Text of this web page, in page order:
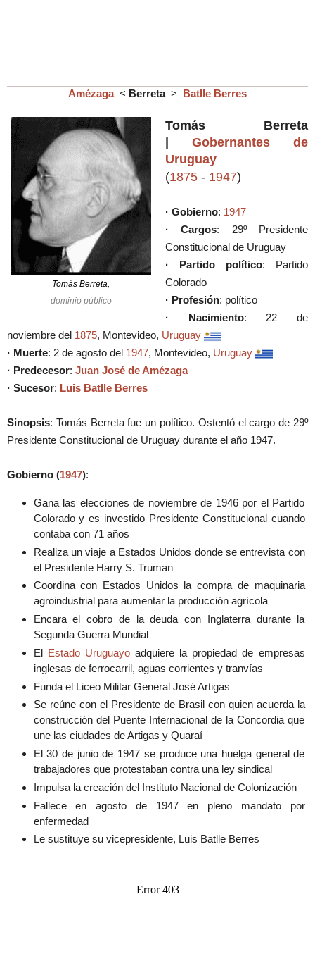
Amézaga < Berreta > Batlle Berres
Tomás Berreta,
dominio público
Tomás Berreta
Gobernantes de
Uruguay
(1875 - 1947)
· Gobierno: 1947
· Cargos: 29º Presidente
Constitucional de Uruguay
· Partido político: Partido
Colorado
· Profesión: político
· Nacimiento: 22 de
noviembre del 1875, Montevideo, Uruguay
· Muerte: 2 de agosto del 1947, Montevideo, Uruguay
· Predecesor: Juan José de Amézaga
· Sucesor: Luis Batlle Berres
Sinopsis: Tomás Berreta fue un político. Ostentó el cargo de 29º
Presidente Constitucional de Uruguay durante el año 1947.
Gobierno (1947):
Gana las elecciones de noviembre de 1946 por el Partido
Colorado y es investido Presidente Constitucional cuando
contaba con 71 años
Realiza un viaje a Estados Unidos donde se entrevista con
el Presidente Harry S. Truman
Coordina con Estados Unidos la compra de maquinaria
agroindustrial para aumentar la producción agrícola
Encara el cobro de la deuda con Inglaterra durante la
Segunda Guerra Mundial
El Estado Uruguayoadquiere la propiedad de empresas
inglesas de ferrocarril, aguas corrientes y tranvías
Funda el Liceo Militar General José Artigas
Se reúne con el Presidente de Brasil con quien acuerda la
construcción del Puente Internacional de la Concordia que
une las ciudades de Artigas y Quaraí
El 30 de junio de 1947 se produce una huelga general de
trabajadores que protestaban contra una ley sindical
Impulsa la creación del Instituto Nacional de Colonización
Fallece en agosto de 1947 en pleno mandato por
enfermedad
Le sustituye su vicepresidente, Luis Batlle Berres